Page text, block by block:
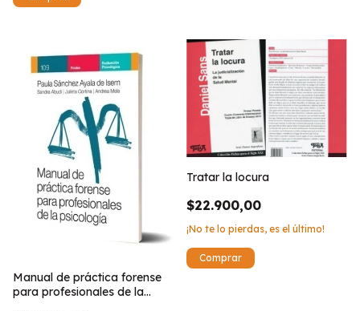
Manual de práctica forense
para profesionales de la
Tratar la locura
$22.900,00
¡No te lo pierdas, es el último!